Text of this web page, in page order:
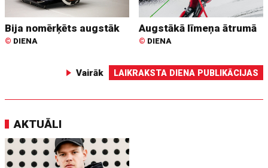
Bija nomērķēts augstāk
© DIENA
Augstākā līmeņa ātrumā
© DIENA
Vairāk LAIKRAKSTA DIENA PUBLIKĀCIJAS
AKTUĀLI